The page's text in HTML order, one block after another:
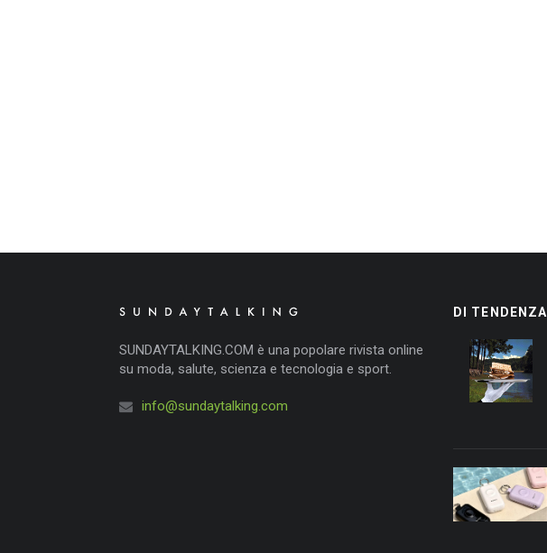
SUNDAYTALKING.COM è una popolare rivista online
su moda, salute, scienza e tecnologia e sport.
info@sundaytalking.com
DI TENDENZA